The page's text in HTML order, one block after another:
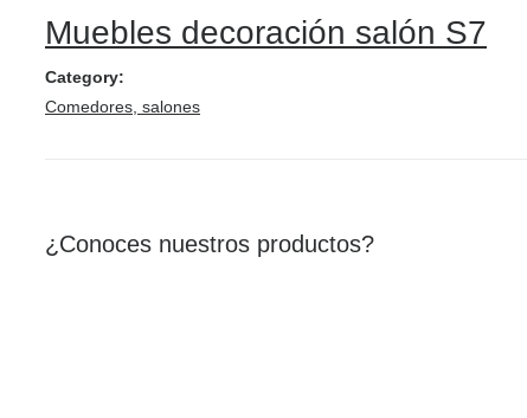
Muebles decoración salón S7
Category:
Comedores, salones
¿Conoces nuestros productos?